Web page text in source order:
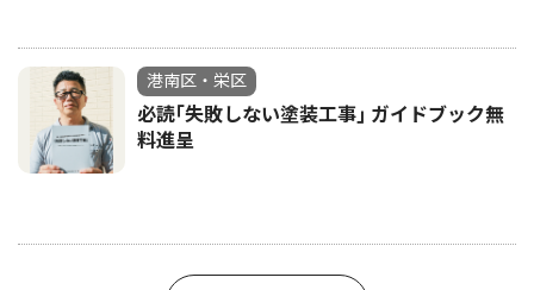
港南区・栄区
必読｢失敗しない塗装工事｣ ガイドブック無
料進呈